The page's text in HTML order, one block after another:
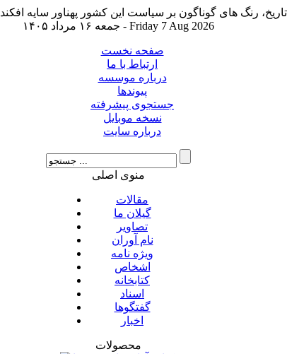
جمعه ۱۶ مرداد ۱۴۰۵ - Friday 7 Aug 2026
صفحه نخست
ارتباط با ما
درباره موسسه
پیوندها
جستجوی پیشرفته
نسخه موبایل
درباره سایت
منوی اصلی
مقالات
گیلان ما
تصاویر
نام آوران
ویژه نامه
اشخاص
کتابخانه
اسناد
گفتگوها
اخبار
محصولات